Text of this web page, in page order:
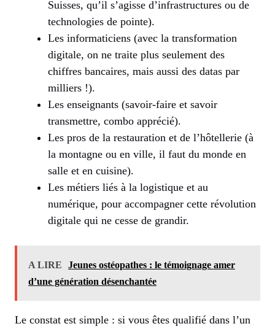
Suisses, qu’il s’agisse d’infrastructures ou de
technologies de pointe).
Les informaticiens (avec la transformation
digitale, on ne traite plus seulement des
chiffres bancaires, mais aussi des datas par
milliers !).
Les enseignants (savoir-faire et savoir
transmettre, combo apprécié).
Les pros de la restauration et de l’hôtellerie (à
la montagne ou en ville, il faut du monde en
salle et en cuisine).
Les métiers liés à la logistique et au
numérique, pour accompagner cette révolution
digitale qui ne cesse de grandir.
A LIRE
Jeunes ostéopathes : le témoignage amer
d’une génération désenchantée
Le constat est simple : si vous êtes qualifié dans l’un